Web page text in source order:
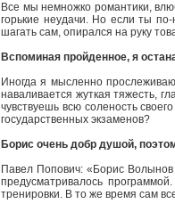
Все мы немножко романтики,
горькие неудачи. Но если ты
шагать сам, опирался на руку
Вспоминая пройденное, я
Иногда я мысленно
наваливается жуткая тяжесть,
чувствуешь всю соленость
государственных экзаменов?
Борис очень добр душой,
Павел Попович: «Борис
предусматривалось
тренировки. В то же время сам